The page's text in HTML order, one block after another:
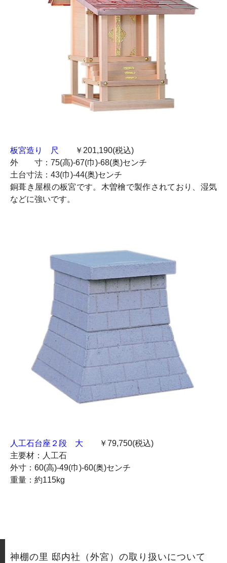
板宮造り 尺
￥201,190(税込)
外 寸：75(高)-67(巾)-68(奥)センチ
土台寸法：43(巾)-44(奥)センチ
銅葺き屋根の板宮です。木曽檜で製作されており、湿気
などに強いです。
人工石台座２段 大 ￥79,750(税込)
主要材：人工石
外寸：60(高)-49(巾)-60(奥)センチ
重量：約115kg
神棚の里 邸内社（外宮）の取り扱いについて